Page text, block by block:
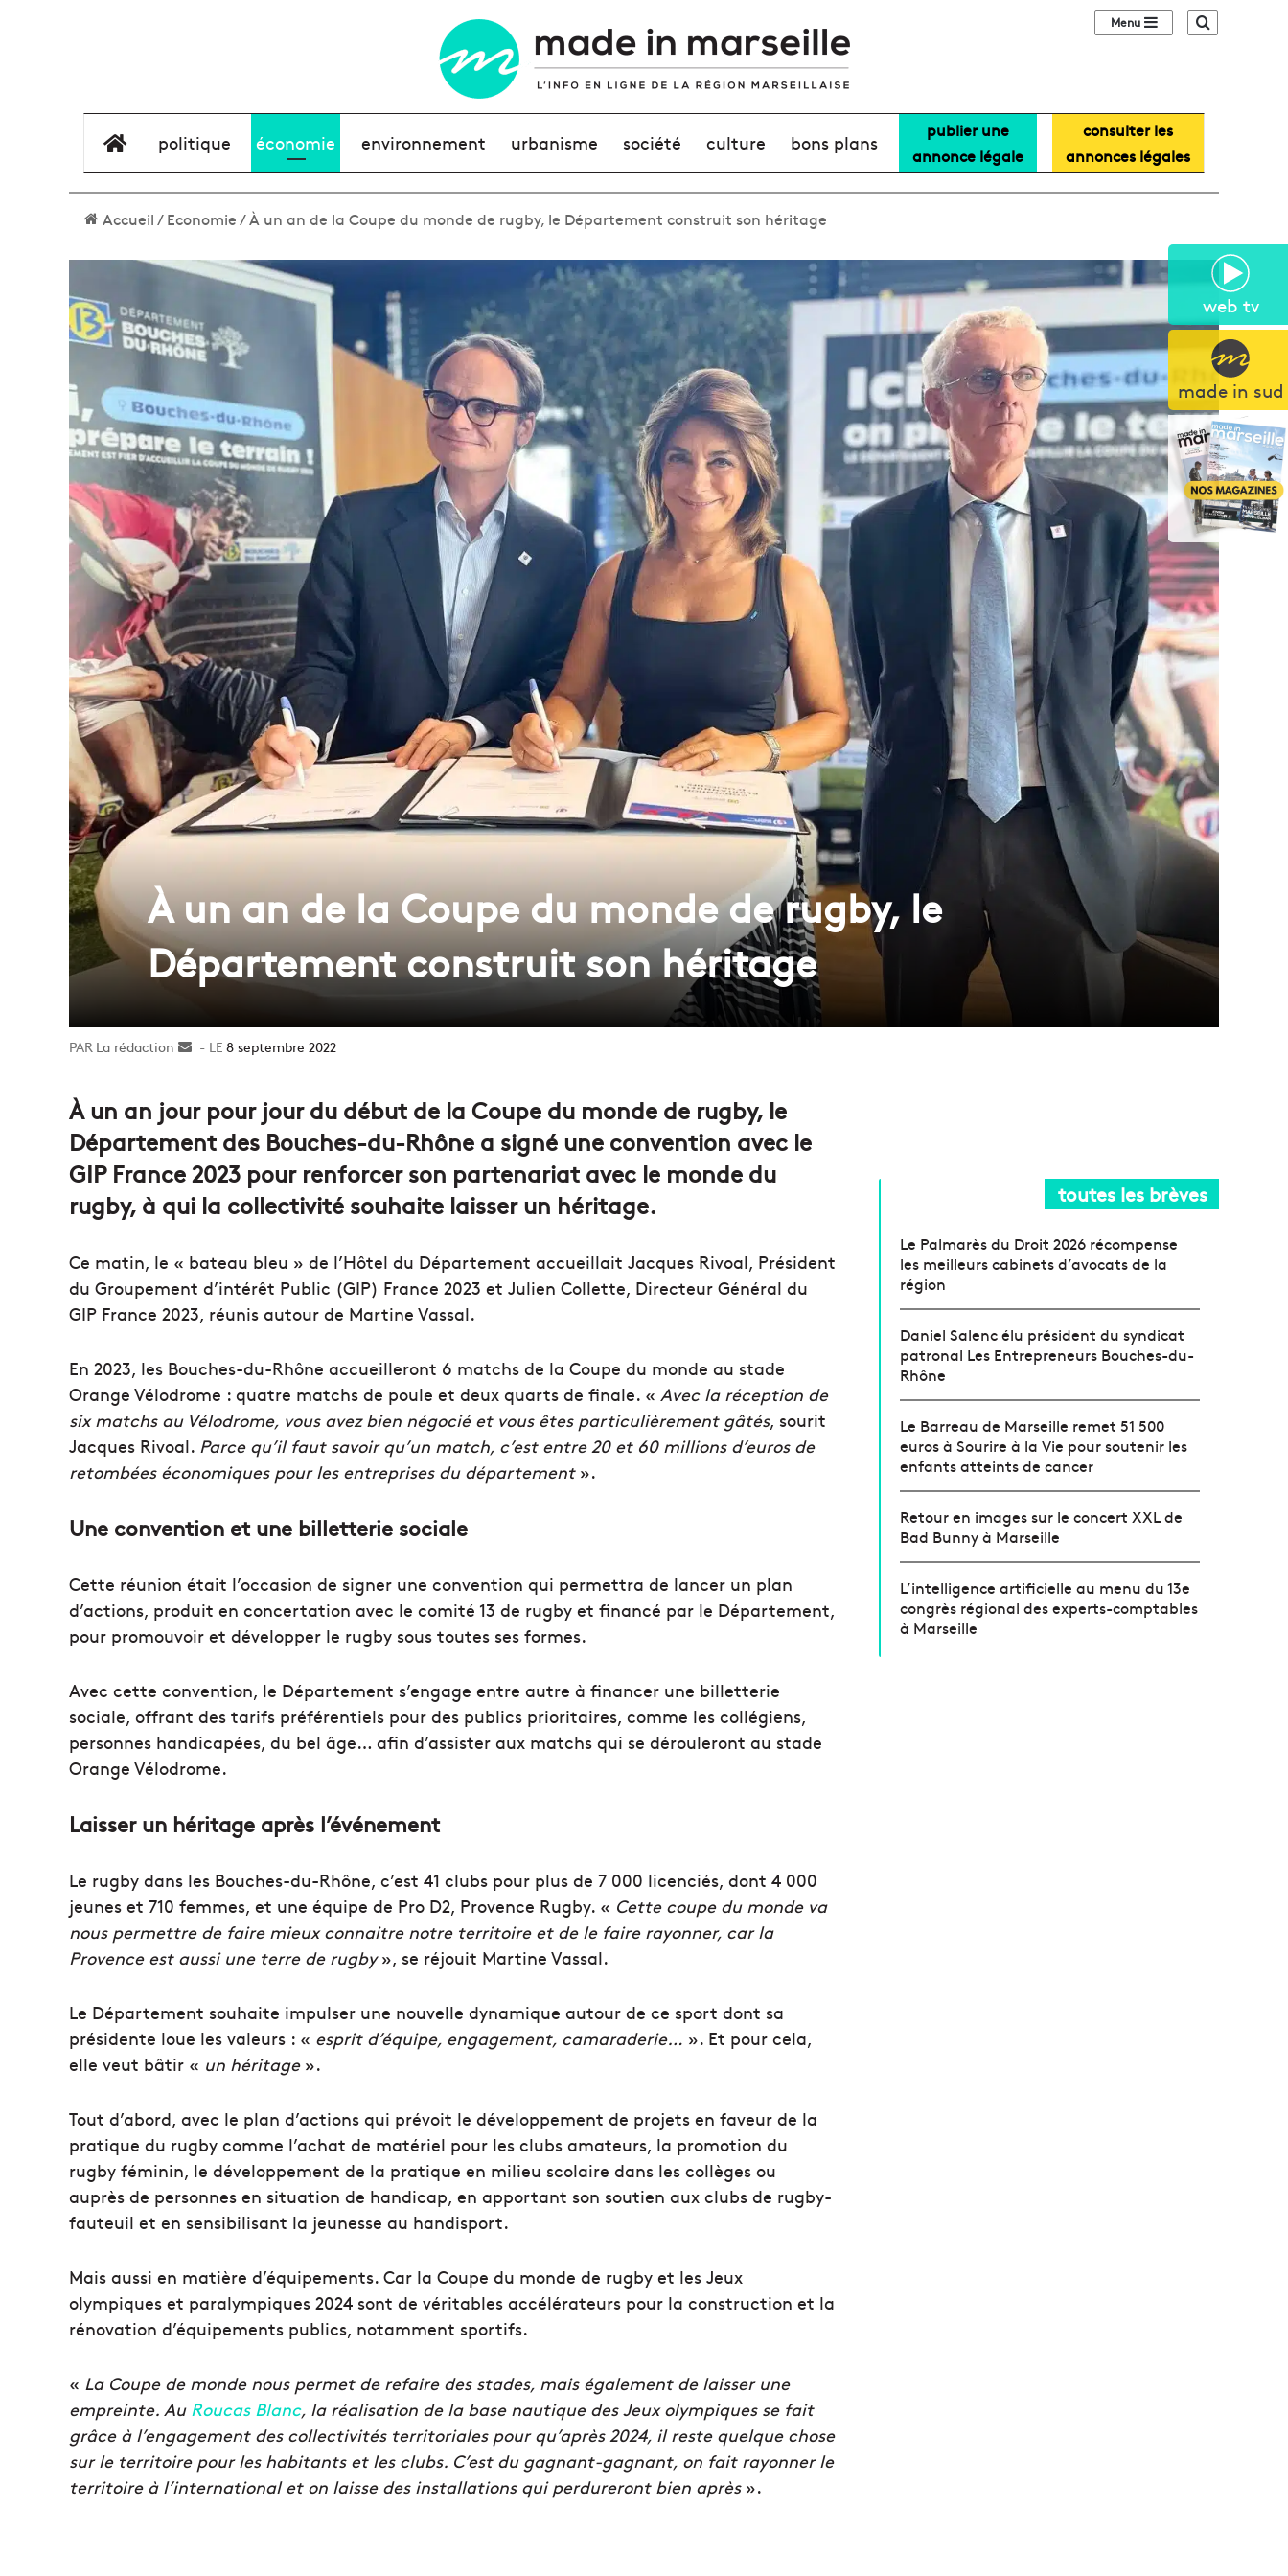
web tv
made in sud
Sidebar (barre
élément de menu
politique économie environnement urbanisme société culture bons plans
publier une
annonce légale
consulter les
annonces légales
Accueil/Economie/À un an de la Coupe du monde de rugby, le Département construit son héritage
À un an de la Coupe du monde de rugby, le
Département construit son héritage
La rédaction
Envoyer8 septembre 2022
À un an jour pour jour du début de la Coupe du monde de rugby, le
Département des Bouches-du-Rhône a signé une convention avec le
GIP France 2023 pour renforcer son partenariat avec le monde du
rugby, à qui la collectivité souhaite laisser un héritage.
Ce matin, le « bateau bleu » de l’Hôtel du Département accueillait Jacques Rivoal, Président
du Groupement d’intérêt Public (GIP) France 2023 et Julien Collette, Directeur Général du
GIP France 2023, réunis autour de Martine Vassal.
En 2023, les Bouches-du-Rhône accueilleront 6 matchs de la Coupe du monde au stade
Orange Vélodrome : quatre matchs de poule et deux quarts de finale. « Avec la réception de
six matchs au Vélodrome, vous avez bien négocié et vous êtes particulièrement gâtés, sourit
Jacques Rivoal. Parce qu’il faut savoir qu’un match, c’est entre 20 et 60 millions d’euros de
retombées économiques pour les entreprises du département».
Une convention et une billetterie sociale
Cette réunion était l’occasion de signer une convention qui permettra de lancer un plan
d’actions, produit en concertation avec le comité 13 de rugby et financé par le Département,
pour promouvoir et développer le rugby sous toutes ses formes.
Avec cette convention, le Département s’engage entre autre à financer une billetterie
sociale, offrant des tarifs préférentiels pour des publics prioritaires, comme les collégiens,
personnes handicapées, du bel âge… afin d’assister aux matchs qui se dérouleront au stade
Orange Vélodrome.
Laisser un héritage après l’événement
Le rugby dans les Bouches-du-Rhône, c’est 41 clubs pour plus de 7 000 licenciés, dont 4 000
jeunes et 710 femmes, et une équipe de Pro D2, Provence Rugby. « Cette coupe du monde va
nous permettre de faire mieux connaitre notre territoire et de le faire rayonner, car la
Provence est aussi une terre de rugby», se réjouit Martine Vassal.
Le Département souhaite impulser une nouvelle dynamique autour de ce sport dont sa
présidente loue les valeurs : « esprit d’équipe, engagement, camaraderie… ». Et pour cela,
elle veut bâtir « un héritage».
Tout d’abord, avec le plan d’actions qui prévoit le développement de projets en faveur de la
pratique du rugby comme l’achat de matériel pour les clubs amateurs, la promotion du
rugby féminin, le développement de la pratique en milieu scolaire dans les collèges ou
auprès de personnes en situation de handicap, en apportant son soutien aux clubs de rugby-
fauteuil et en sensibilisant la jeunesse au handisport.
Mais aussi en matière d’équipements. Car la Coupe du monde de rugby et les Jeux
olympiques et paralympiques 2024 sont de véritables accélérateurs pour la construction et la
rénovation d’équipements publics, notamment sportifs.
« La Coupe de monde nous permet de refaire des stades, mais également de laisser une
empreinte. Au Roucas Blanc, la réalisation de la base nautique des Jeux olympiques se fait
grâce à l’engagement des collectivités territoriales pour qu’après 2024, il reste quelque chose
sur le territoire pour les habitants et les clubs. C’est du gagnant-gagnant, on fait rayonner le
territoire à l’international et on laisse des installations qui perdureront bien après».
toutes les brèves
Le Palmarès du Droit 2026 récompense
les meilleurs cabinets d’avocats de la
région
Daniel Salenc élu président du syndicat
patronal Les Entrepreneurs Bouches-du-
Rhône
Le Barreau de Marseille remet 51 500
euros à Sourire à la Vie pour soutenir les
enfants atteints de cancer
Retour en images sur le concert XXL de
Bad Bunny à Marseille
L’intelligence artificielle au menu du 13e
congrès régional des experts-comptables
à Marseille